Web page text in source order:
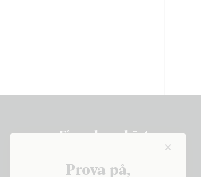
Prova på,
Få veckans bästa